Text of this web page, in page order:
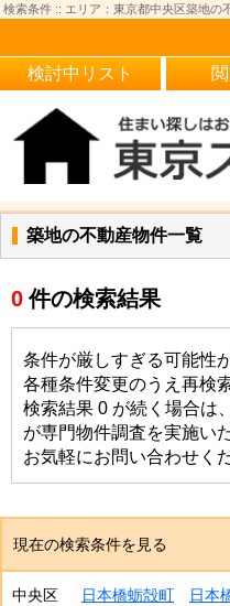
検索条件 :: エリア：東京都中央区築地の
検討中リスト
築地の不動産物件一覧
0 件の検索結果
条件が厳しすぎる可能性
各種条件変更のうえ再検
検索結果 0 が続く場合は
が専門物件調査を実施い
お気軽にお問い合わせく
現在の検索条件を見る
中央区 日本橋蛎殻町 日本